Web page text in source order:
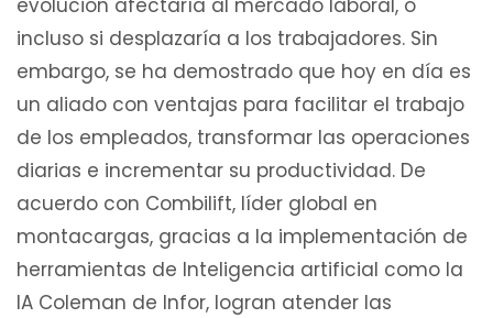
evolución afectaría al mercado laboral, o
incluso si desplazaría a los trabajadores. Sin
embargo, se ha demostrado que hoy en día es
un aliado con ventajas para facilitar el trabajo
de los empleados, transformar las operaciones
diarias e incrementar su productividad. De
acuerdo con Combilift, líder global en
montacargas, gracias a la implementación de
herramientas de Inteligencia artificial como la
IA Coleman de Infor, logran atender las